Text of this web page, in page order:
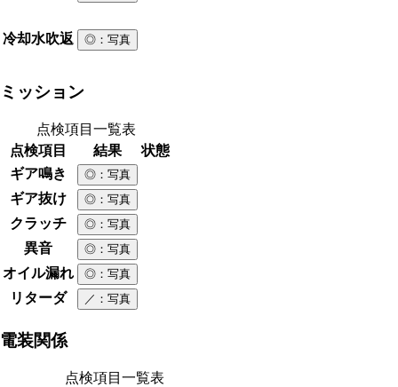
冷却水吹返 ◎ ：写真
ミッション
点検項目一覧表
点検項目
結果
状態
ギア鳴き
◎ ：写真
ギア抜け ◎ ：写真
クラッチ ◎ ：写真
異音 ◎ ：写真
オイル漏れ ◎ ：写真
リターダ ／ ：写真
電装関係
点検項目一覧表